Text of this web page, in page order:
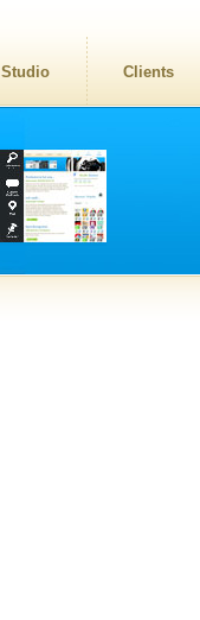
Studio Clients